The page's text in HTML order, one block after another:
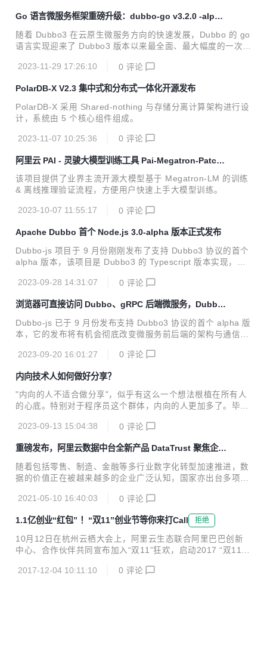
Go 语言微服务框架重磅升级：dubbo-go v3.2.0 -alpha
版本预览
随着 Dubbo3 在云原生微服务方向的快速发展，Dubbo 的 go
语言实现迎来了 Dubbo3 版本以来最全面、最大幅度的一次升
测能力等。总的来说，新版本的 dubbo-go：
2023-11-29 17:26:10 0 评论
PolarDB-X V2.3 集中式和分布式一体化开源发布
PolarDB-X 采用 Shared-nothing 与存储分离计算架构进行设
计，系统由 5 个核心组件组成。
2023-11-07 10:25:36 0 评论
阿里云 PAI - 灵骏大模型训练工具 Pai-Megatron-Patch
正式开源
该项目提供了业界主流开源大模型基于 Megatron-LM 的训练
& 离线推理验证流程，方便用户快速上手大模型训练。
2023-10-07 11:55:17 0 评论
Apache Dubbo 首个 Node.js 3.0-alpha 版本正式发布
Dubbo-js 项目于 9 月份刚刚发布了支持 Dubbo3 协议的首个
alpha 版本，该项目是 Dubbo3 的 Typescript 版本实现，提
2023-09-28 14:31:07
0 评论
浏览器可直接访问 Dubbo、gRPC 后端微服务，Dubbo-
js 首个 alpha 版本来了！
Dubbo-js 已于 9 月份发布支持 Dubbo3 协议的首个 alpha 版
本，它的发布将有机会彻底改变微服务前后端的架构与通信模
o、gRPC 服务。
2023-09-20 16:01:27 0 评论
内向技术人如何做好分享？
"内向的人不适合做分享"，似乎有这么一个想法根植在所有人
的心底。特别对于程序员这个群体，内向的人更加多了。毕
因为不太喜欢和人打交道。但是经过这些年的实践，我逐渐发
当好的分享的。
2023-09-13 15:04:38 0 评论
重磅发布，阿里云数据中台全新产品 DataTrust 聚焦企业
数据安全保障
随着包括零售、制造、金融等多行业数字化转型加速推进，数
据的价值正在被越来越多的企业广泛认知，国家亦出台多项政
整合、应用于安全管理，提升数据资源价值。 同时，面对持续
扩大的安全威胁维度和行业监管要求，企业对数据安全的防护
力度要求也在不断加码，亟需一套完整的数据安全产品，实现
不同场景应对的数据安全保护。 响应国家及市场要求，近日，
阿里云数据中台产品矩阵之一的隐私增强计算产品DataTrust
基础安全能力，及阿里云数据中台丰富的应用场景实践，能够
2021-05-10 16:40:03 0 评论
1.1亿创业“红包” ！“双11”创业节等你来打Call 拒绝
10月12日在杭州云栖大会上，阿里云生态联合阿里巴巴创新
中心、合作伙伴共同宣布加入“双11”狂欢，启动2017 “双11创
包”，以阿里大生态力量为初创企业提供全线科技赋能及品牌
2017-12-04 10:11:10 0 评论